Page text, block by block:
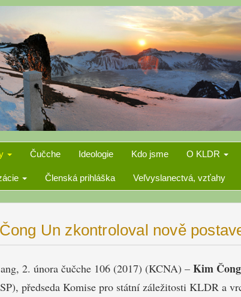
Čučche Ideologie Kdo jsme O KLDR
Členská prihláška Veľvyslanectvá, vzťahy
Un zkontroloval nově
2. února čučche 106 (2017) (KCNA) – Kim
předseda Komise pro státní záležitosti KLDR a